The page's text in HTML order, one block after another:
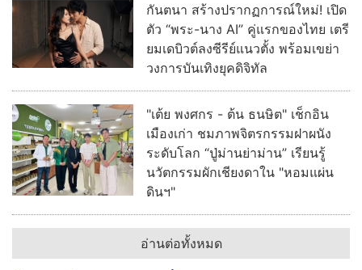
กันตนา สร้างปรากฏการณ์ใหม่! เปิด
ตัว “พระ-นาง AI” คู่แรกของไทย เตรี
ยมเดบิวต์ลงซีรีย์แนวตั้ง พร้อมเขย่า
วงการบันเทิงยุคดิจิทัล
"เต้ย พงศกร - ต้น ธนษิต" เช็กอิน
เมืองเก่า ชมภาพจิตรกรรมฝาผนัง
ระดับโลก “ปู่ม่านย่าม่าน” เรียนรู้
นวัตกรรมผักเชียงดาใน "หอมแผ่น
ดินฯ"
อ่านต่อทั้งหมด